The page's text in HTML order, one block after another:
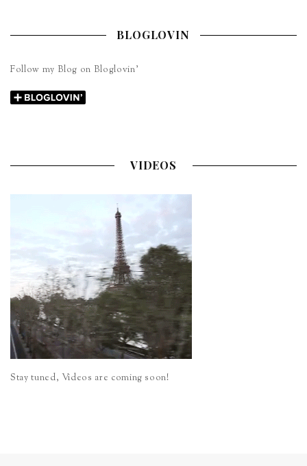
BLOGLOVIN
Follow my Blog on Bloglovin’
VIDEOS
Stay tuned, Videos are coming soon!